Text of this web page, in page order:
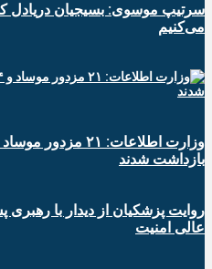
سرتیپ موسوی: بسیجیان دریادل
می‌کنیم
بازداشت شدند
روایت پزشکیان از دیدار با
عالی امنیت